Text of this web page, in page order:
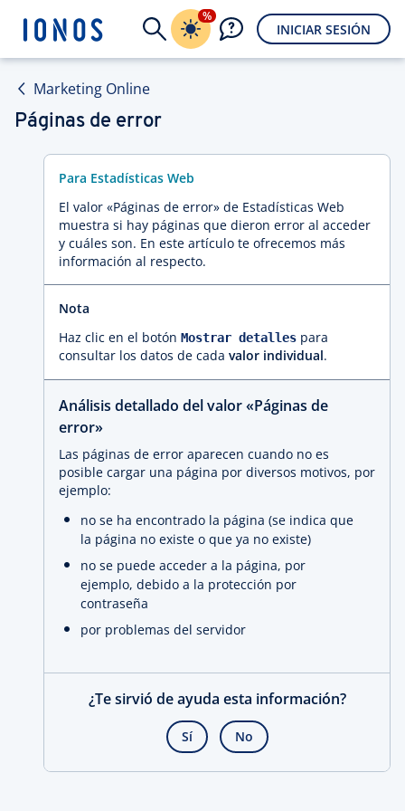
%
INICIAR SESIÓN
Marketing Online
Páginas de error
Para Estadísticas Web
El valor «Páginas de error» de Estadísticas Web
muestra si hay páginas que dieron error al acceder
y cuáles son. En este artículo te ofrecemos más
información al respecto.
Nota
Haz clic en el botón Mostrar detalles para
consultar los datos de cada valor individual.
Análisis detallado del valor «Páginas de
error»
Las páginas de error aparecen cuando no es
posible cargar una página por diversos motivos, por
ejemplo:
no se ha encontrado la página (se indica que
la página no existe o que ya no existe)
no se puede acceder a la página, por
ejemplo, debido a la protección por
contraseña
por problemas del servidor
¿Te sirvió de ayuda esta información?
Sí No